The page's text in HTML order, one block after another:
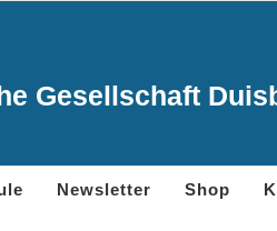
Gesellschaft
Newsletter Shop